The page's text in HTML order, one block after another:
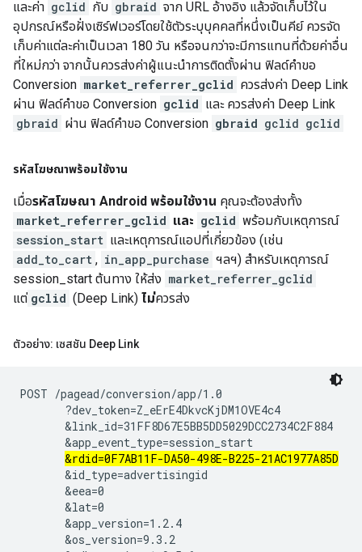
และค่า gclid กับ gbraid จาก URL อ้างอิง แล้วจัดเก็บไว้ใน
อุปกรณ์หรือฝั่งเซิร์ฟเวอร์โดยใช้ตัวระบุบุคคลที่หนึ่งเป็นคีย์ ควรจัด
เก็บค่าแต่ละค่าเป็นเวลา 180 วัน หรือจนกว่าจะมีการแทนที่ด้วยค่าอื่น
ที่ใหม่กว่า จากนั้นควรส่งค่าผู้แนะนำการติดตั้งผ่าน ฟิลด์คำขอ
Conversion market_referrer_gclid ควรส่งค่า Deep Link
ผ่าน ฟิลด์คำขอ Conversion gclid และ ควรส่งค่า Deep Link
gbraid ผ่าน ฟิลด์คำขอ Conversion gbraid gclid gclid
รหัสโฆษณาพร้อมใช้งาน
เมื่อรหัสโฆษณา Android พร้อมใช้งาน คุณจะต้องส่งทั้ง
market_referrer_gclid และ gclid พร้อมกับเหตุการณ์
session_start และเหตุการณ์แอปที่เกี่ยวข้อง (เช่น
add_to_cart , in_app_purchase ฯลฯ) สำหรับเหตุการณ์
session_start ต้นทาง ให้ส่ง market_referrer_gclid
แต่ gclid (Deep Link) ไม่ควรส่ง
ตัวอย่าง: เซสชัน Deep Link
POST /pagead/conversion/app/1.0
       ?dev_token=Z_eErE4DkvcKjDM1OVE4c4
       &link_id=31FF8D67E5BB5DD5029DCC2734C2F884
       &app_event_type=session_start
&rdid=0F7AB11F-DA50-498E-B225-21AC1977A85D
       &id_type=advertisingid
       &eea=0
       &lat=0
       &app_version=1.2.4
       &os_version=9.3.2